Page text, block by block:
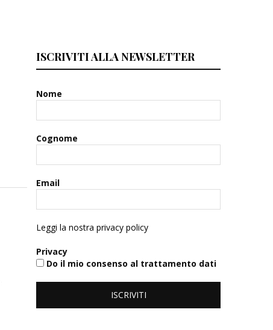
ISCRIVITI ALLA NEWSLETTER
Nome
Cognome
Email
Leggi la nostra privacy policy
Privacy
Do il mio consenso al trattamento dati